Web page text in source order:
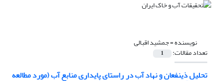
نویسنده =جمشید اقبالی
تعداد مقالات: 1
تحلیل ذینفعان و نهاد آب در راستای پایداری منابع آب (مورد مطالعه